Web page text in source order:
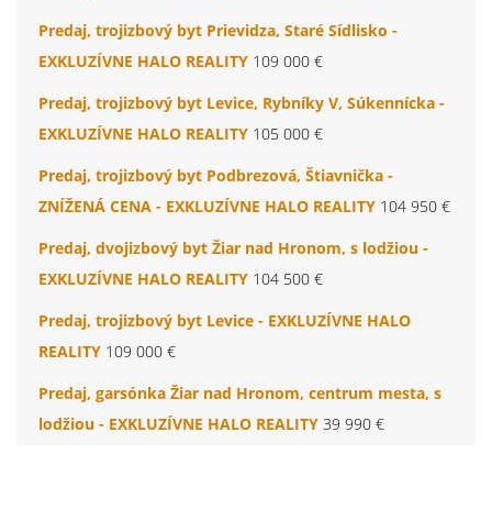
Predaj, trojizbový byt Prievidza, Staré Sídlisko -
EXKLUZÍVNE HALO REALITY 109 000 €
Predaj, trojizbový byt Levice, Rybníky V, Súkennícka -
EXKLUZÍVNE HALO REALITY 105 000 €
Predaj, trojizbový byt Podbrezová, Štiavnička -
ZNÍŽENÁ CENA - EXKLUZÍVNE HALO REALITY 104 950 €
Predaj, dvojizbový byt Žiar nad Hronom, s lodžiou -
EXKLUZÍVNE HALO REALITY 104 500 €
Predaj, trojizbový byt Levice - EXKLUZÍVNE HALO
REALITY 109 000 €
Predaj, garsónka Žiar nad Hronom, centrum mesta, s
lodžiou - EXKLUZÍVNE HALO REALITY 39 990 €